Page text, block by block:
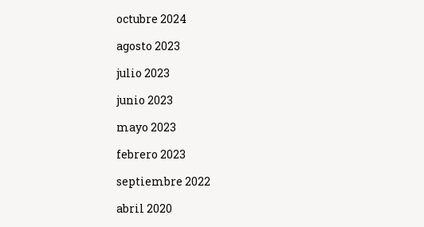
octubre 2024
agosto 2023
julio 2023
junio 2023
mayo 2023
febrero 2023
septiembre 2022
abril 2020